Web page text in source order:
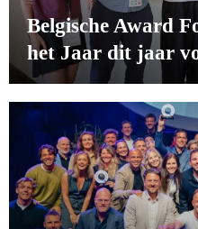
Belgische Award
het Jaar dit jaar